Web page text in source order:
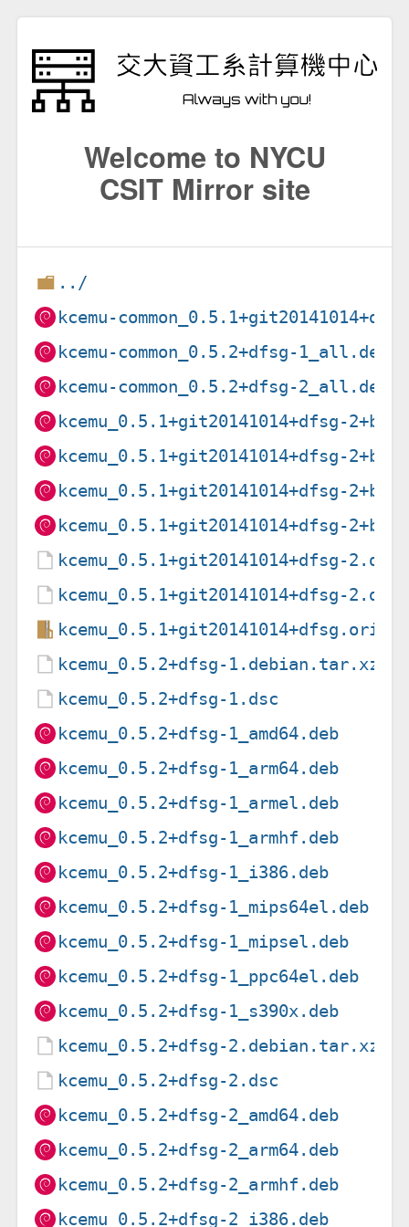
Welcome to NYCU
CSIT Mirror site
../
kcemu-
kcemu-common_0.5.2+dfsg-1_all.deb
kcemu-common_0.5.2+dfsg-2_all.deb
kcemu_0.5.1+git20141014+dfsg-
kcemu_0.5.1+git20141014+dfsg-
kcemu_0.5.1+git20141014+dfsg-
kcemu_0.5.1+git20141014+dfsg-
kcemu_0.5.1+git20141014+dfsg-
kcemu_0.5.1+git20141014+dfsg-2.dsc
kcemu_0.5.2+dfsg-1.debian.tar.xz
kcemu_0.5.2+dfsg-1.dsc
kcemu_0.5.2+dfsg-1_amd64.deb
kcemu_0.5.2+dfsg-1_arm64.deb
kcemu_0.5.2+dfsg-1_armel.deb
kcemu_0.5.2+dfsg-1_armhf.deb
kcemu_0.5.2+dfsg-1_i386.deb
kcemu_0.5.2+dfsg-1_mips64el.deb
kcemu_0.5.2+dfsg-1_mipsel.deb
kcemu_0.5.2+dfsg-1_ppc64el.deb
kcemu_0.5.2+dfsg-1_s390x.deb
kcemu_0.5.2+dfsg-2.debian.tar.xz
kcemu_0.5.2+dfsg-2.dsc
kcemu_0.5.2+dfsg-2_amd64.deb
kcemu_0.5.2+dfsg-2_arm64.deb
kcemu_0.5.2+dfsg-2_armhf.deb
kcemu_0.5.2+dfsg-2_i386.deb